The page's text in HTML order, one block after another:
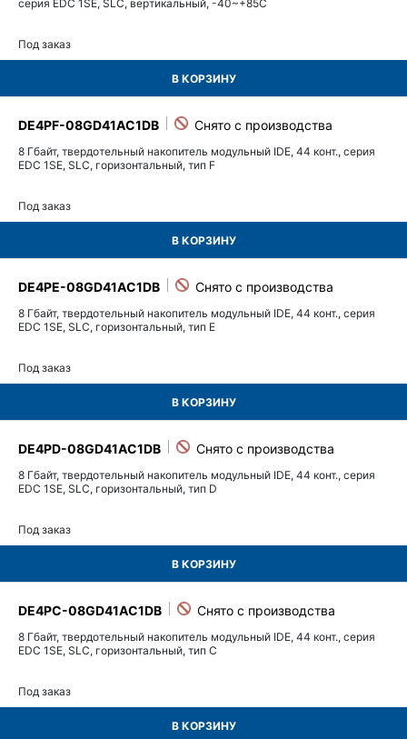
серия EDC 1SE, SLC, вертикальный, -40~+85C
Под заказ
В КОРЗИНУ
DE4PF-08GD41AC1DB
8 Гбайт, твердотельный накопитель модульный IDE, 44 конт., серия
EDC 1SE, SLC, горизонтальный, тип F
Под заказ
В КОРЗИНУ
DE4PE-08GD41AC1DB
8 Гбайт, твердотельный накопитель модульный IDE, 44 конт., серия
EDC 1SE, SLC, горизонтальный, тип E
Под заказ
В КОРЗИНУ
DE4PD-08GD41AC1DB
8 Гбайт, твердотельный накопитель модульный IDE, 44 конт., серия
EDC 1SE, SLC, горизонтальный, тип D
Под заказ
В КОРЗИНУ
DE4PC-08GD41AC1DB
8 Гбайт, твердотельный накопитель модульный IDE, 44 конт., серия
EDC 1SE, SLC, горизонтальный, тип C
Под заказ
В КОРЗИНУ